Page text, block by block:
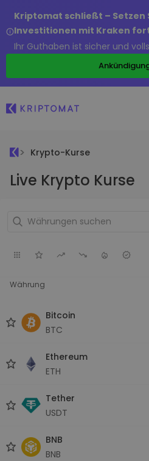
Kriptomat schließt – Setzen
Investitionen mit Kraken
Ihr Guthaben ist sicher und
Krypto-Kurse
Live Krypto Kurse
Währung
Bitcoin
BTC
Ethereum
ETH
Tether
USDT
BNB
BNB